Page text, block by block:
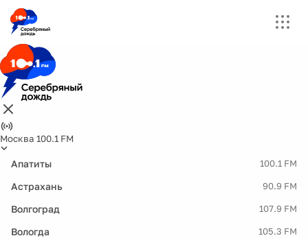
Москва 100.1 FM
Апатиты 100.1 FM
Астрахань 90.9 FM
Волгоград 107.9 FM
Вологда 105.3 FM